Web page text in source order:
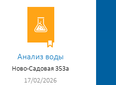
Анализ воды
Ново-Садовая 353а
17/02/2026